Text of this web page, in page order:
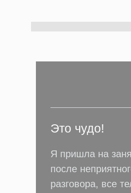
Я пришла на
после
разговора, все
Это чудо!